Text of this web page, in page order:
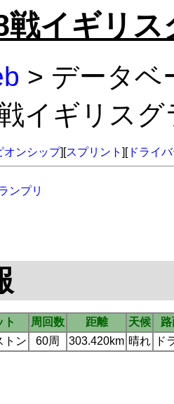
戦イギリ
> データ
イギリス
オンシップ][スプリント ][ドライ
ンプリ
ト 周回数 距離 天候
トン 60周 303.420km 晴れ ド